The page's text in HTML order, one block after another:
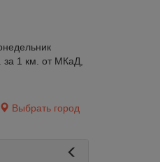
за 1 км. от МКаД,
Выбрать город